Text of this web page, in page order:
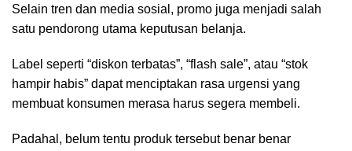
Selain tren dan media sosial, promo juga menjadi salah
satu pendorong utama keputusan belanja.
Label seperti “diskon terbatas”, “flash sale”, atau “stok
hampir habis” dapat menciptakan rasa urgensi yang
membuat konsumen merasa harus segera membeli.
Padahal, belum tentu produk tersebut benar benar